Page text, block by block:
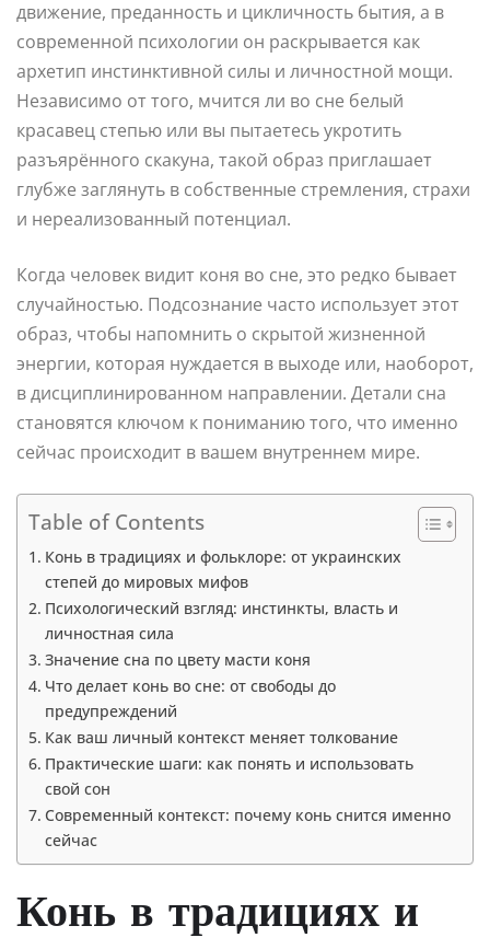
движение, преданность и цикличность бытия, а в
современной психологии он раскрывается как
архетип инстинктивной силы и личностной мощи.
Независимо от того, мчится ли во сне белый
красавец степью или вы пытаетесь укротить
разъярённого скакуна, такой образ приглашает
глубже заглянуть в собственные стремления, страхи
и нереализованный потенциал.
Когда человек видит коня во сне, это редко бывает
случайностью. Подсознание часто использует этот
образ, чтобы напомнить о скрытой жизненной
энергии, которая нуждается в выходе или, наоборот,
в дисциплинированном направлении. Детали сна
становятся ключом к пониманию того, что именно
сейчас происходит в вашем внутреннем мире.
Table of Contents
Конь в традициях и фольклоре: от украинских
степей до мировых мифов
Психологический взгляд: инстинкты, власть и
личностная сила
Значение сна по цвету масти коня
Что делает конь во сне: от свободы до
предупреждений
Как ваш личный контекст меняет толкование
Практические шаги: как понять и использовать
свой сон
Современный контекст: почему конь снится именно
сейчас
Конь в традициях и